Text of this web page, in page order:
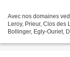
Avec nos domaines
Leroy, Prieur, Clos des
Bollinger, Egly-Ouriet,